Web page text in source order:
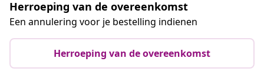
Herroeping van de overeenkomst
Een annulering voor je bestelling indienen
Herroeping van de overeenkomst